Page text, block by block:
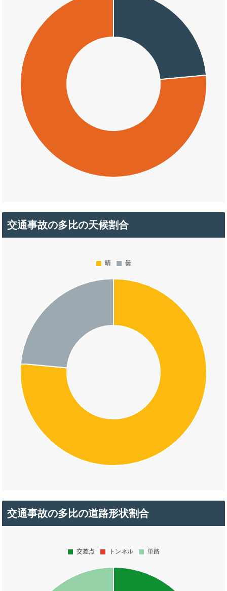
交通事故の多比の天候割合
交通事故の多比の道路形状割合